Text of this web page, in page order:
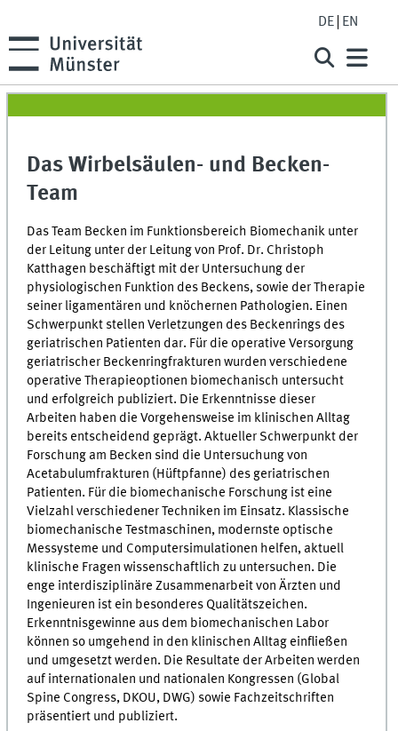
DE EN
Das Wirbelsäulen- und Becken-
Team
Das Team Becken im Funktionsbereich Biomechanik unter
der Leitung unter der Leitung von Prof. Dr. Christoph
Katthagen beschäftigt mit der Untersuchung der
physiologischen Funktion des Beckens, sowie der Therapie
seiner ligamentären und knöchernen Pathologien. Einen
Schwerpunkt stellen Verletzungen des Beckenrings des
geriatrischen Patienten dar. Für die operative Versorgung
geriatrischer Beckenringfrakturen wurden verschiedene
operative Therapieoptionen biomechanisch untersucht
und erfolgreich publiziert. Die Erkenntnisse dieser
Arbeiten haben die Vorgehensweise im klinischen Alltag
bereits entscheidend geprägt. Aktueller Schwerpunkt der
Forschung am Becken sind die Untersuchung von
Acetabulumfrakturen (Hüftpfanne) des geriatrischen
Patienten. Für die biomechanische Forschung ist eine
Vielzahl verschiedener Techniken im Einsatz. Klassische
biomechanische Testmaschinen, modernste optische
Messysteme und Computersimulationen helfen, aktuell
klinische Fragen wissenschaftlich zu untersuchen. Die
enge interdisziplinäre Zusammenarbeit von Ärzten und
Ingenieuren ist ein besonderes Qualitätszeichen.
Erkenntnisgewinne aus dem biomechanischen Labor
können so umgehend in den klinischen Alltag einfließen
und umgesetzt werden. Die Resultate der Arbeiten werden
auf internationalen und nationalen Kongressen (Global
Spine Congress, DKOU, DWG) sowie Fachzeitschriften
präsentiert und publiziert.